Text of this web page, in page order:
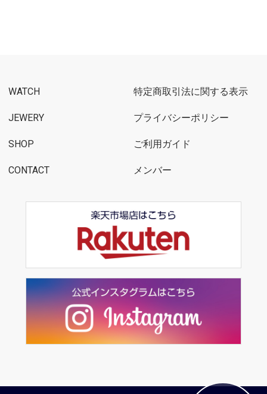
WATCH
JEWERY
SHOP
CONTACT
特定商取引法に関する表示
プライバシーポリシー
ご利用ガイド
メンバー